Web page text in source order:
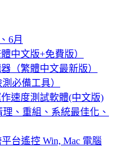
6月
中文版+免費版）
（繁體中文最新版）
必備工具）
作速度測試軟體(中文版)
理、重組、系統最佳化、
台遙控 Win, Mac 電腦